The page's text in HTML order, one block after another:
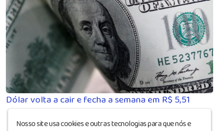
Dólar volta a cair e fecha a semana em R$ 5,51
Nosso site usa cookies e outras tecnologias para que nós e